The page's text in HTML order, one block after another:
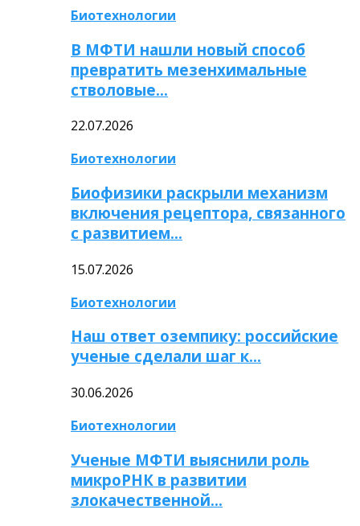
Биотехнологии
В МФТИ нашли новый способ
превратить мезенхимальные
стволовые…
22.07.2026
Биотехнологии
Биофизики раскрыли механизм
включения рецептора, связанного
с развитием…
15.07.2026
Биотехнологии
Наш ответ оземпику: российские
ученые сделали шаг к…
30.06.2026
Биотехнологии
Ученые МФТИ выяснили роль
микроРНК в развитии
злокачественной…